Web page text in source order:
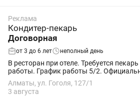
Реклама
Кондитер-пекарь
Договорная
от 3 до 6 лет неполный день
В ресторан при отеле. Требуется
работы. График работы 5/2.
Аванс 25 числа каждого месяца.
месяца. Ежеквартальная...
Алматы, ул. Гоголя, 127/1
3 августа